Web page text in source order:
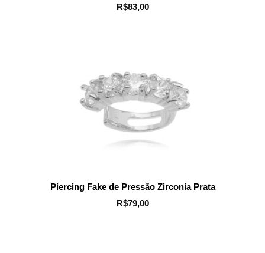
R$83,00
Piercing Fake de Pressão Zirconia Prata
R$79,00